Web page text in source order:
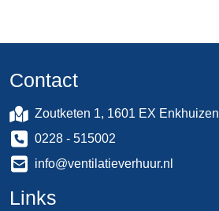
Contact
Zoutketen 1, 1601 EX Enkhuizen
0228 - 515002
info@ventilatieverhuur.nl
Links